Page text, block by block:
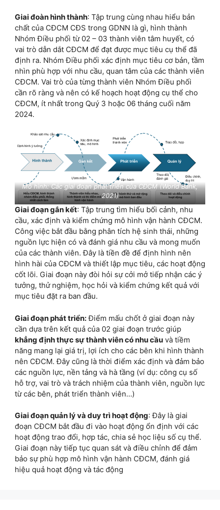
Giai đoàn hình thành: Tập trung cùng nhau hiểu bản
chất của CĐCM CĐS trong GDNN là gì, hình thành
Nhóm Điều phối từ 02 – 03 thành viên tâm huyết, có
vai trò dẫn dắt CĐCM để đạt được mục tiêu cụ thể đã
định ra. Nhóm Điều phối xác định mục tiêu cơ bản, tầm
nhìn phù hợp với nhu cầu, quan tâm của các thành viên
CĐCM. Vai trò của từng thành viên Nhóm Điều phối
cần rõ ràng và nên có kế hoạch hoạt động cụ thể cho
CĐCM, ít nhất trong Quý 3 hoặc 06 tháng cuối năm
2024.
Mô hình: Các giai đoạn phát triển của CĐCM (World Bank,
2021)
Giai đoạn gắn kết: Tập trung tìm hiểu bối cảnh, nhu
cầu, xác định và kiểm chứng mô hình vận hành CĐCM.
Công việc bắt đầu bằng phân tích hệ sinh thái, những
nguồn lực hiện có và đánh giá nhu cầu và mong muốn
của các thành viên. Đây là tiền đề để định hình nên
hình hài của CĐCM và thiết lập mục tiêu, các hoạt động
cốt lõi. Giai đoạn này đòi hỏi sự cởi mở tiếp nhận các ý
tưởng, thử nghiệm, học hỏi và kiểm chứng kết quả với
mục tiêu đặt ra ban đầu.
Giai đoạn phát triển:Điểm mấu chốt ở giai đoạn này
cần dựa trên kết quả của 02 giai đoạn trước giúp
khẳng định thực sự thành viên có nhu cầu và tiềm
năng mang lại giá trị, lợi ích cho các bên khi hình thành
nên CĐCM. Đây cũng là thời điểm xác định và đảm bảo
các nguồn lực, nền tảng và hà tầng (ví dụ: công cụ số
hỗ trợ, vai trò và trách nhiệm của thành viên, nguồn lực
từ các bên, phát triển thành viên…)
Giai đoạn quản lý và duy trì hoạt động: Đây là giai
đoạn CĐCM bắt đầu đi vào hoạt động ổn định với các
hoạt động trao đổi, hợp tác, chia sẻ học liệu số cụ thể.
Giai đoạn này tiếp tục quan sát và điều chỉnh để đảm
bảo sự phù hợp mô hình vận hành CĐCM, đánh giá
hiệu quả hoạt động và tác động